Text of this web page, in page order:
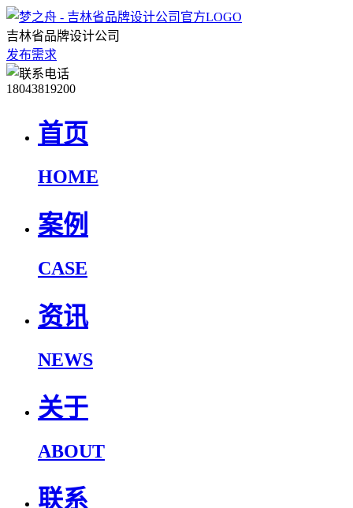
吉林省品牌设计公司
发布需求
18043819200
首页
HOME
案例
CASE
资讯
NEWS
关于
ABOUT
联系